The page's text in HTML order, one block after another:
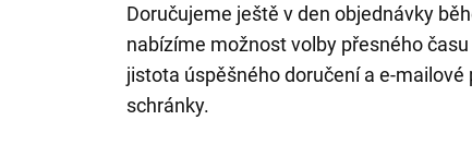
Doručujeme ještě v den objednávky
nabízíme možnost volby přesného
jistota úspěšného doručení a e-
schránky.